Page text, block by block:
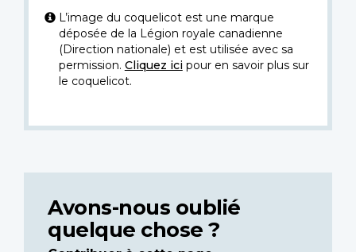
L’image du coquelicot est une marque
déposée de la Légion royale canadienne
(Direction nationale) et est utilisée avec sa
permission. Cliquez icipour en savoir plus sur
le coquelicot.
Avons-nous oublié
quelque chose ?